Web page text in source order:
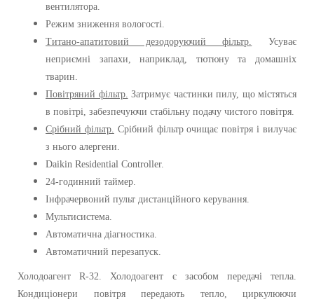
вентилятора.
Режим зниження вологості.
Титано-апатитовий дезодоруючий фільтр.
Усуває
неприємні запахи, наприклад, тютюну та домашніх
тварин.
Повітряний фільтр. Затримує частинки пилу, що містяться
в повітрі, забезпечуючи стабільну подачу чистого повітря.
Срібний фільтр. Срібний фільтр очищає повітря і вилучає
з нього алергени.
Daikin Residential Controller.
24-годинний таймер.
Інфрачервоний пульт дистанційного керування.
Мультисистема.
Автоматична діагностика.
Автоматичний перезапуск.
Холодоагент R-32. Холодоагент є засобом передачі тепла.
Кондиціонери повітря передають тепло, циркулюючи